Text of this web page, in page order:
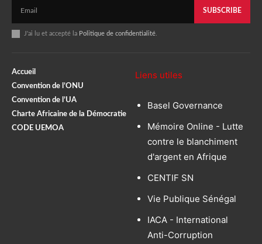
SUBSCRIBE
J'ai lu et accepté la Politique de confidentialité
Accueil
Convention de l’ONU
Convention de l’UA
Charte Africaine de la Démocratie
CODE UEMOA
Liens utiles
Basel Governance
Mémoire Online - Lutte
contre le blanchiment
d'argent en Afrique
CENTIF SN
Vie Publique Sénégal
IACA - International
Anti-Corruption